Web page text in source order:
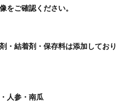
をご確認ください。
・結着剤・保存料は添加しており
人参・南瓜